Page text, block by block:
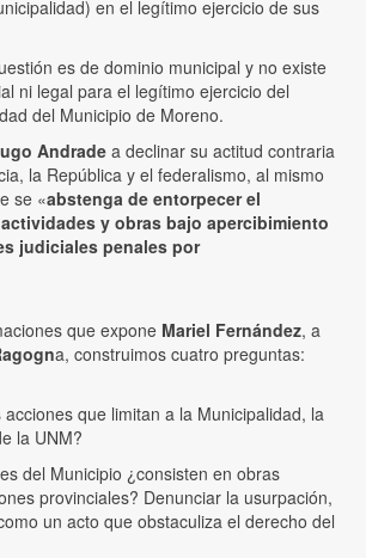
en el legítimo ejercicio de sus
es de dominio municipal y no existe
ni legal para el legítimo ejercicio del
del Municipio de Moreno.
Andrade a declinar su actitud contraria
la República y el federalismo, al mismo
se «abstenga de entorpecer el
y obras bajo apercibimiento
judiciales penales por
que expone Mariel Fernández, a
a, construimos cuatro preguntas:
acciones que limitan a la Municipalidad, la
la UNM?
del Municipio ¿consisten en obras
provinciales? Denunciar la usurpación,
un acto que obstaculiza el derecho del